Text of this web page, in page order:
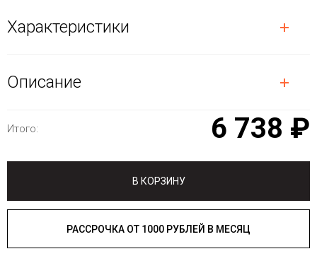
Характеристики
Описание
Итого: 6 738 ₽
В КОРЗИНУ
РАССРОЧКА ОТ 1000 РУБЛЕЙ В МЕСЯЦ